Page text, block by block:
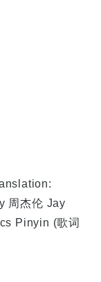
周杰伦 Jay
Pinyin (歌词